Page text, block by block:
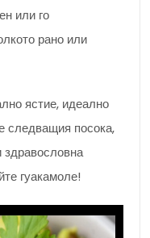
или го
рано или
ястие, идеално
следващия посока,
здравословна
гуакамоле!